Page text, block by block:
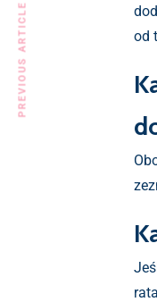
od
PREVIOUS ARTICLE